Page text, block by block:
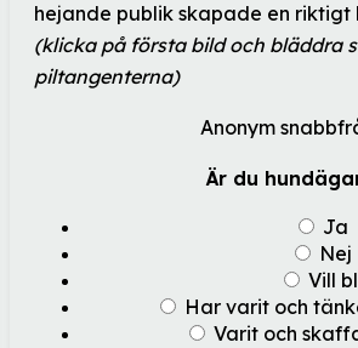
hejande publik skapade en riktigt
(klicka på första bild och bläddra
piltangenterna)
Anonym
Är du
Ja
Nej
Vill
Har varit och
Varit och